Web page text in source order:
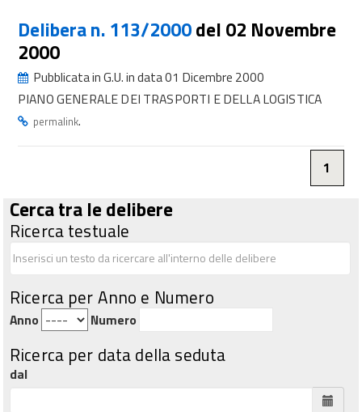
Delibera n. 113/2000del 02 Novembre
2000
Pubblicata in G.U. in data 01 Dicembre 2000
PIANO GENERALE DEI TRASPORTI E DELLA LOGISTICA
permalink.
1
Cerca tra le delibere
Ricerca testuale
Ricerca per Anno e Numero
Anno Numero
Ricerca per data della seduta
dal